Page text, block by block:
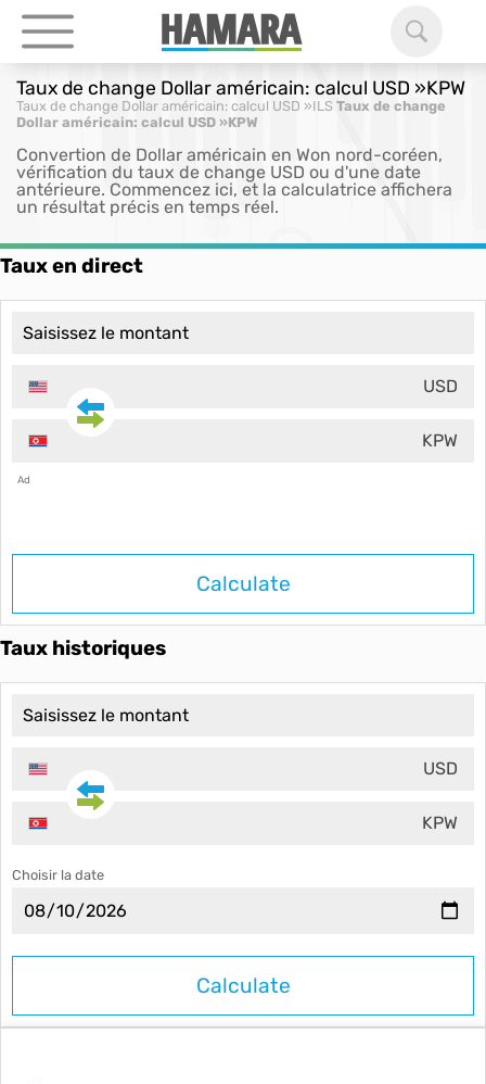
Taux de change Dollar américain: calcul USD »KPW
Taux de change Dollar américain: calcul USD »ILS Taux de change
Dollar américain: calcul USD »KPW
Convertion de Dollar américain en Won nord-coréen,
vérification du taux de change USD ou d'une date
antérieure. Commencez ici, et la calculatrice affichera
un résultat précis en temps réel.
Taux en direct
USD
KPW
Ad
Calculate
Taux historiques
USD
KPW
Choisir la date